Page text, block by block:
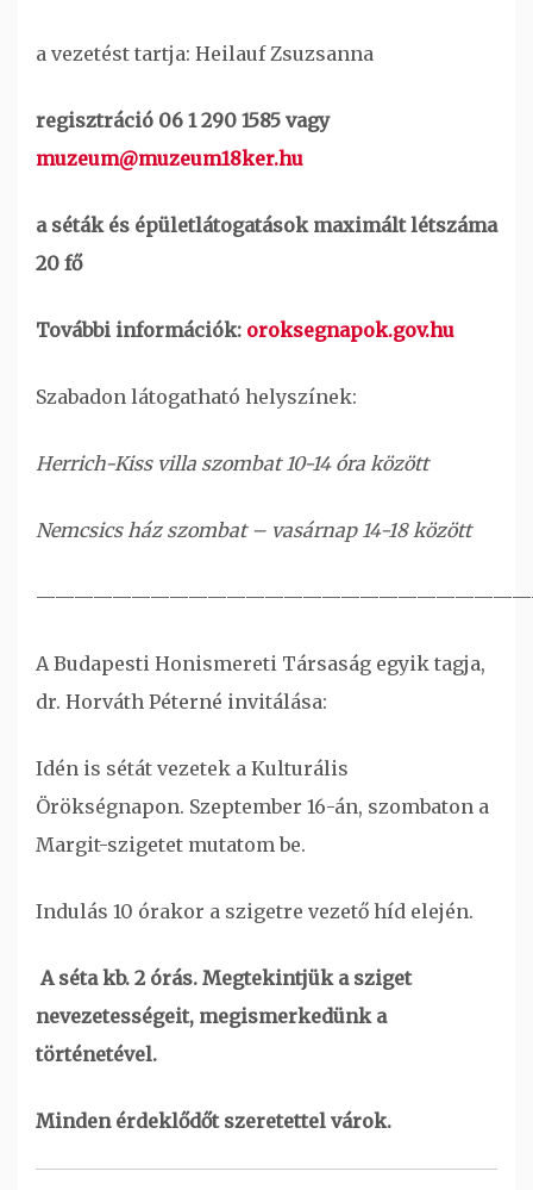
a vezetést tartja: Heilauf Zsuzsanna
regisztráció 06 1 290 1585 vagy
muzeum@muzeum18ker.hu
a séták és épületlátogatások maximált létszáma
20 fő
További információk: oroksegnapok.gov.hu
Szabadon látogatható helyszínek:
Herrich-Kiss villa szombat 10-14 óra között
Nemcsics ház szombat – vasárnap 14-18 között
A Budapesti Honismereti Társaság egyik tagja,
dr. Horváth Péterné invitálása:
Idén is sétát vezetek a Kulturális
Örökségnapon. Szeptember 16-án, szombaton a
Margit-szigetet mutatom be.
Indulás 10 órakor a szigetre vezető híd elején.
A séta kb. 2 órás. Megtekintjük a sziget
nevezetességeit, megismerkedünk a
történetével.
Minden érdeklődőt szeretettel várok.